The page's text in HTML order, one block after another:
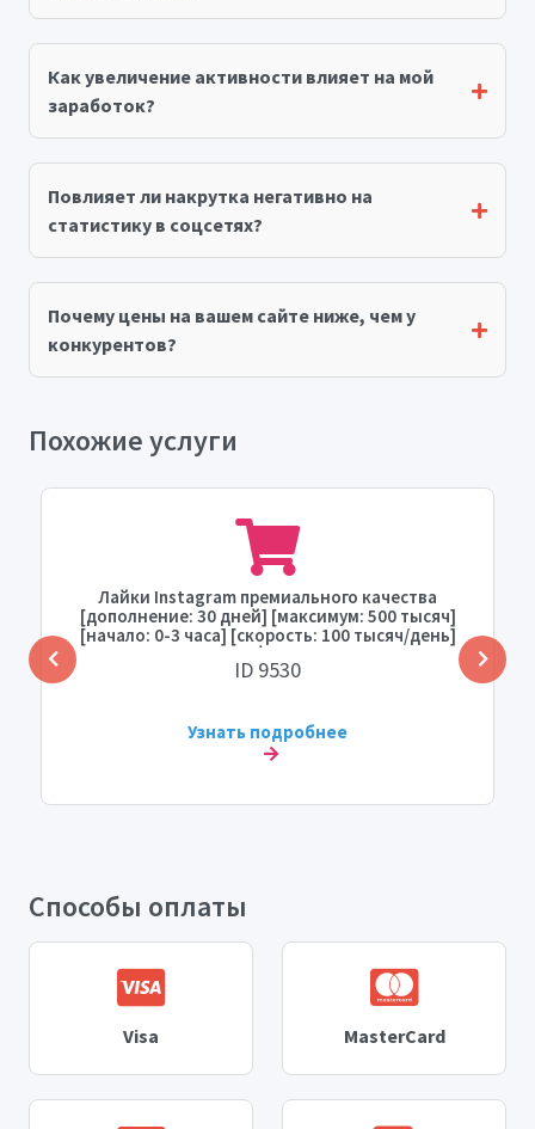
Как увеличение активности влияет на мой
заработок?
Повлияет ли накрутка негативно на
статистику в соцсетях?
Почему цены на вашем сайте ниже, чем у
конкурентов?
Похожие услуги
Лайки Instagram премиального качества
[дополнение: 30 дней] [максимум: 500 тысяч]
[начало: 0-3 часа] [скорость: 100 тысяч/день]
💧⛔️
ID 9530
Узнать подробнее
Способы оплаты
Visa MasterCard